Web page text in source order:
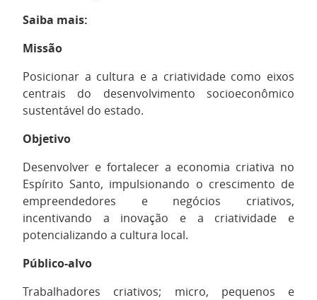
Saiba mais:
Missão
Posicionar a cultura e a criatividade como eixos
centrais do desenvolvimento socioeconômico
sustentável do estado.
Objetivo
Desenvolver e fortalecer a economia criativa no
Espírito Santo, impulsionando o crescimento de
empreendedores e negócios criativos,
incentivando a inovação e a criatividade e
potencializando a cultura local.
Público-alvo
Trabalhadores criativos; micro, pequenos e